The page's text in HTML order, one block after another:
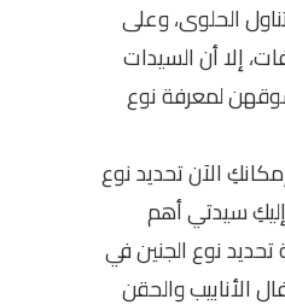
الحلوى، وعلى
إلا أن السيدات
لمعرفة نوع
الآن تحديد نوع
سيدتيأهم
نوع الجنين في
الأنابيب والحقن